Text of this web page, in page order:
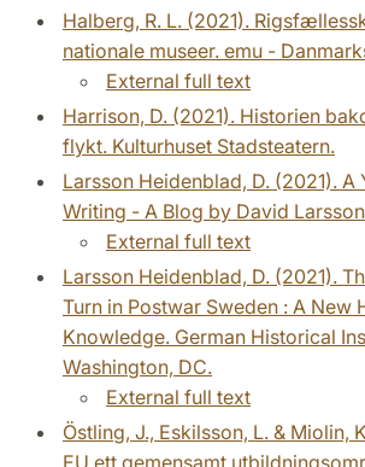
Halberg, R. L. (2021).
nationale museer. emu -
External full text
Harrison, D. (2021). Historien
flykt. Kulturhuset Stadsteatern.
Larsson Heidenblad, D. (2021).
Writing - A Blog by David
External full text
Larsson Heidenblad, D. (2021).
Turn in Postwar Sweden : A New
Knowledge. German Historical
Washington, DC.
External full text
Östling, J., Eskilsson, L. & Miolin,
EU ett gemensamt